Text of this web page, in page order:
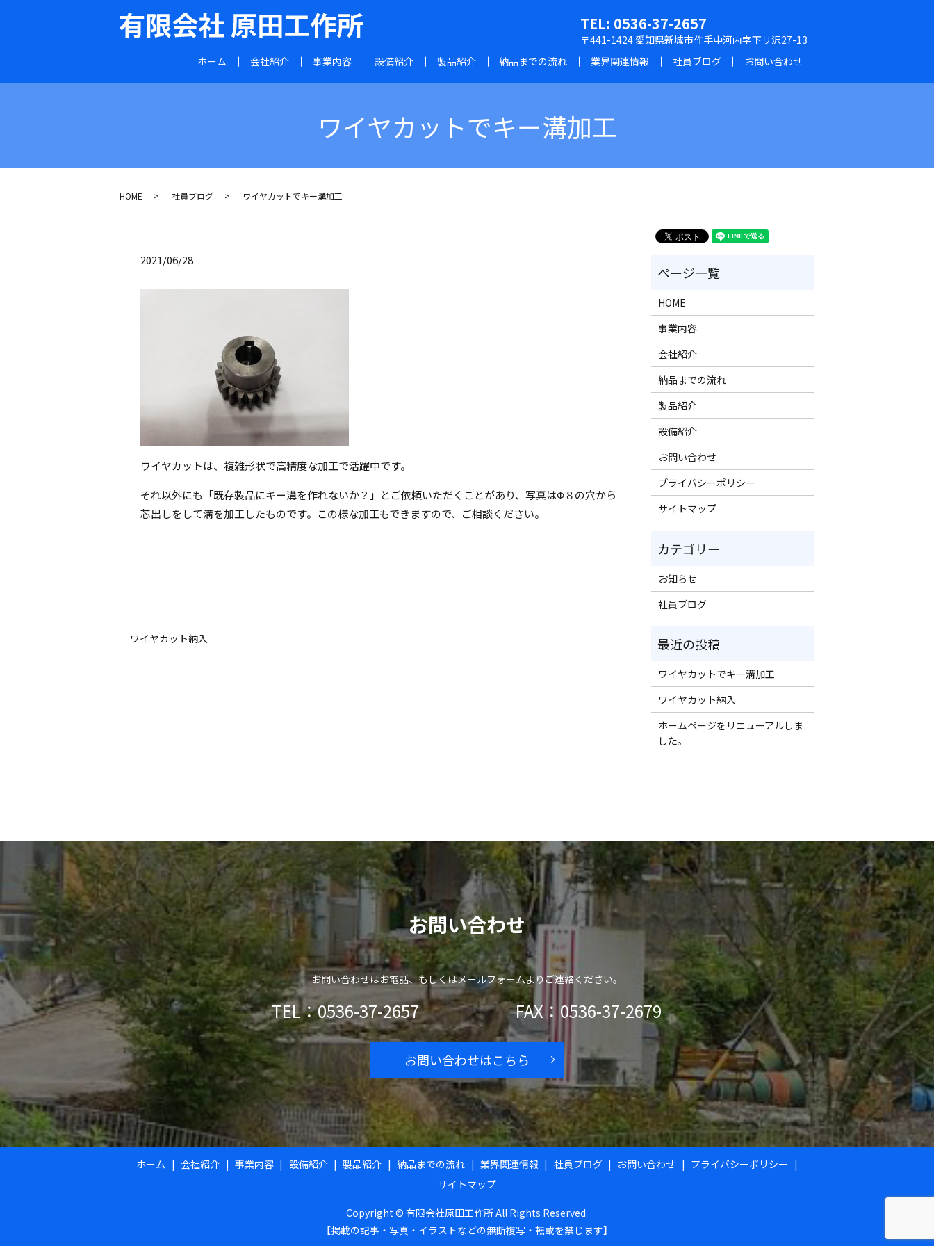
ホーム 会社紹介 事業内容 設備紹介 製品紹介 納品までの流れ 業界関連情報 社員ブログ お問い合わせ
TEL: 0536-37-2657
〒441-1424 愛知県新城市作手中河内字下リ沢27-13
ワイヤカットでキー溝加工
HOME 社員ブログ ワイヤカットでキー溝加工
2021/06/28
ワイヤカットは、複雑形状で高精度な加工で活躍中です。
それ以外にも「既存製品にキー溝を作れないか？」とご依頼いただくことがあり、写真はΦ８の穴から
芯出しをして溝を加工したものです。この様な加工もできますので、ご相談ください。
ワイヤカット納入
HOME
事業内容
会社紹介
納品までの流れ
製品紹介
設備紹介
お問い合わせ
プライバシーポリシー
サイトマップ
お知らせ
社員ブログ
ワイヤカットでキー溝加工
ワイヤカット納入
ホームページをリニューアルしま
した。
お問い合わせ
お問い合わせはお電話、もしくはメールフォームよりご連絡ください。
TEL：0536-37-2657 FAX：0536-37-2679
お問い合わせはこちら
ホーム 会社紹介 事業内容 設備紹介 製品紹介 納品までの流れ 業界関連情報 社員ブログ お問い合わせ
プライバシーポリシー
サイトマップ
Copyright © 有限会社原田工作所 All Rights Reserved.
【掲載の記事・写真・イラストなどの無断複写・転載を禁じます】